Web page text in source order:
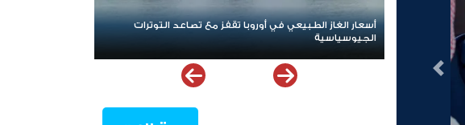
التالى
النفوذ المالي للإخوان في مرمى الاتهام.. كيف تحولت الأسواق
إلى ساحة صراع سياسي واقتصادي؟